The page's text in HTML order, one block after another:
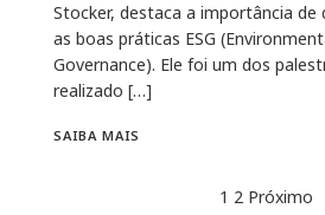
Stocker, destaca a importância de
as boas práticas ESG
Governance). Ele foi um dos
realizado […]
SAIBA MAIS
1 2 Próximo